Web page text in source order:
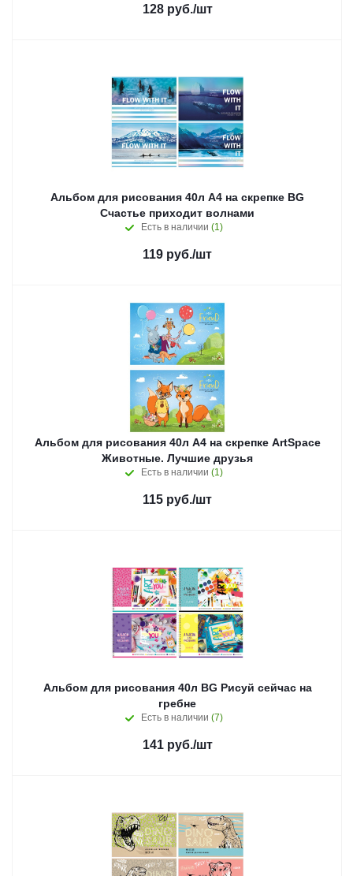
128руб./шт
Альбом для рисования 40л А4 на скрепке BG
Счастье приходит волнами
Есть в наличии (1)
119 руб./шт
Альбом для рисования 40л А4 на скрепке ArtSpace
Животные. Лучшие друзья
Есть в наличии (1)
115 руб./шт
Альбом для рисования 40л BG Рисуй сейчас на
гребне
Есть в наличии (7)
141руб./шт